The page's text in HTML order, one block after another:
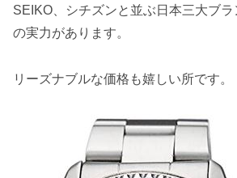
SEIKO、シチズンと並ぶ日本三大ブ
の実力があります。
リーズナブルな価格も嬉しい所です。